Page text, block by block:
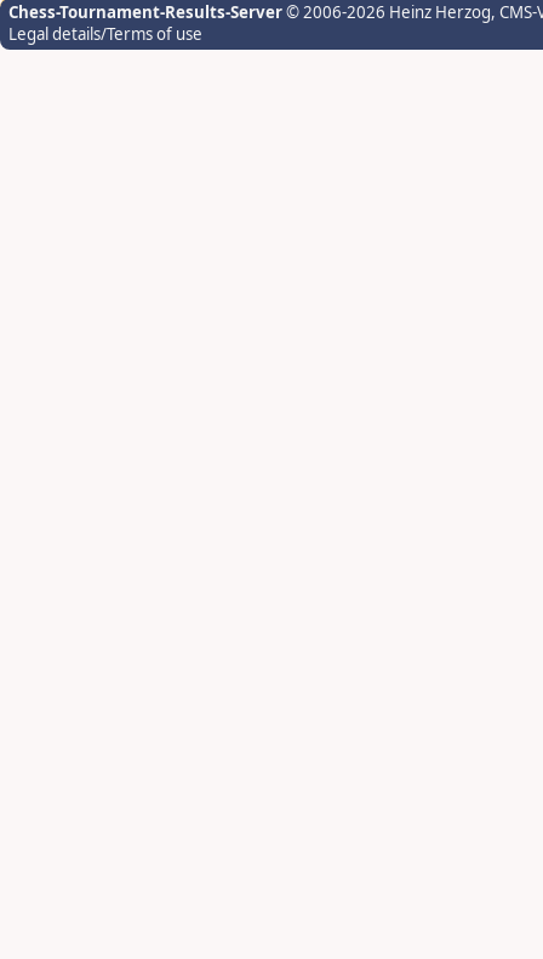
Chess-Tournament-Results-Server© 2006-2026 Heinz Herzog,
Legal details/Terms of use